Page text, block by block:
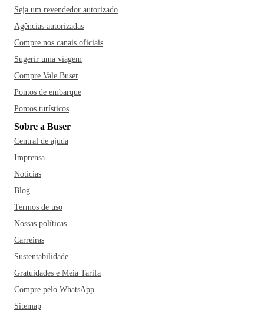
Seja um revendedor autorizado
Agências autorizadas
Compre nos canais oficiais
Sugerir uma viagem
Compre Vale Buser
Pontos de embarque
Pontos turísticos
Sobre a Buser
Central de ajuda
Imprensa
Notícias
Blog
Termos de uso
Nossas políticas
Carreiras
Sustentabilidade
Gratuidades e Meia Tarifa
Compre pelo WhatsApp
Sitemap